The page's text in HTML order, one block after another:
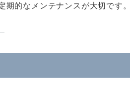
期的なメンテナンスが大切です。